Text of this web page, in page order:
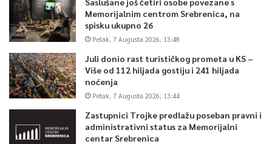
Memorijalnim centrom Srebrenica, na
spisku ukupno 26
Petak, 7 Augusta 2026, 13:48
Juli donio rast turističkog prometa u KS –
Više od 112 hiljada gostiju i 241 hiljada
noćenja
Petak, 7 Augusta 2026, 13:44
Zastupnici Trojke predlažu poseban pravni i
administrativni status za Memorijalni
centar Srebrenica